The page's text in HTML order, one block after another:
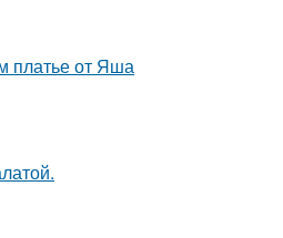
платье от Яша